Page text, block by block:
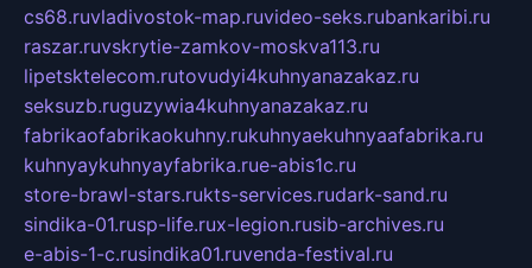
cs68.ruvladivostok-map.ruvideo-seks.rubankaribi.ru
raszar.ruvskrytie-zamkov-moskva113.ru
lipetsktelecom.rutovudyi4kuhnyanazakaz.ru
seksuzb.ruguzywia4kuhnyanazakaz.ru
fabrikaofabrikaokuhny.rukuhnyaekuhnyaafabrika.ru
kuhnyaykuhnyayfabrika.rue-abis1c.ru
store-brawl-stars.rukts-services.rudark-sand.ru
sindika-01.rusp-life.rux-legion.rusib-archives.ru
e-abis-1-c.rusindika01.ruvenda-festival.ru